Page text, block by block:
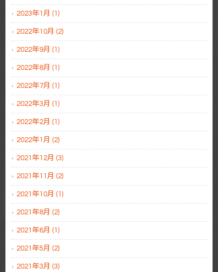
2023年1月 (1)
2022年10月 (2)
2022年9月 (1)
2022年8月 (1)
2022年7月 (1)
2022年3月 (1)
2022年2月 (1)
2022年1月 (2)
2021年12月 (3)
2021年11月 (2)
2021年10月 (1)
2021年8月 (2)
2021年6月 (1)
2021年5月 (2)
2021年3月 (3)